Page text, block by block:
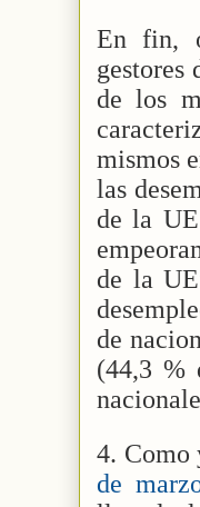
En fin,
gestores
de los
mismos
las
de la
de la
de
(44,3 %
4. Como
de